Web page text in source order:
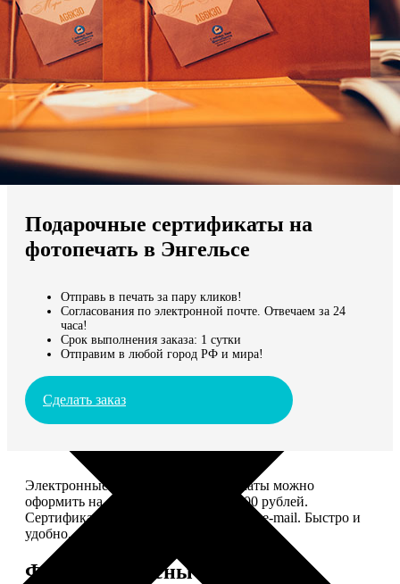
Мы доставляем по всему миру
Продолжить без города
Подарочные сертификаты на
фотопечать в Энгельсе
Отправь в печать за пару кликов!
Согласования по электронной почте. Отвечаем за 24
часа!
Срок выполнения заказа: 1 сутки
Отправим в любой город РФ и мира!
Сделать заказ
Электронные подарочные сертификаты можно
оформить на сумму от 1 000 до 25 000 рублей.
Сертификат вы сможете отправить по e-mail. Быстро и
удобно.
Форматы и цены